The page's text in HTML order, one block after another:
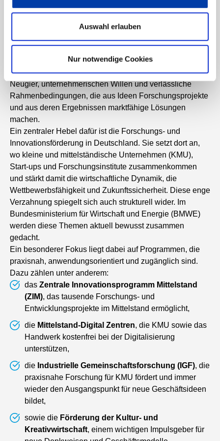
Auswahl erlauben
Nur notwendige Cookies
GUTE IDEEN BRAUCHEN
VERLÄSSLICHE STRUKTUREN
Die Interviews mit den drei Start-ups zeigen: Innovation
entsteht nicht im Alleingang – und schon gar nicht in dem
schnelllebigen Feld der Digitalisierung. Sie braucht
Neugier, unternehmerischen Willen und verlässliche
Rahmenbedingungen, die aus Ideen Forschungsprojekte
und aus deren Ergebnissen marktfähige Lösungen
machen.
Ein zentraler Hebel dafür ist die Forschungs- und
Innovationsförderung in Deutschland. Sie setzt dort an,
wo kleine und mittelständische Unternehmen (KMU),
Start-ups und Forschungsinstitute zusammenkommen
und stärkt damit die wirtschaftliche Dynamik, die
Wettbewerbsfähigkeit und Zukunftssicherheit. Diese enge
Verzahnung spiegelt sich auch strukturell wider. Im
Bundesministerium für Wirtschaft und Energie (BMWE)
werden diese Themen aktuell bewusst zusammen
gedacht.
Ein besonderer Fokus liegt dabei auf Programmen, die
praxisnah, anwendungsorientiert und zugänglich sind.
Dazu zählen unter anderem:
das Zentrale Innovationsprogramm Mittelstand
(ZIM), das tausende Forschungs- und
Entwicklungsprojekte im Mittelstand ermöglicht,
die Mittelstand-Digital Zentren, die KMU sowie das
Handwerk kostenfrei bei der Digitalisierung
unterstützen,
die Industrielle Gemeinschaftsforschung (IGF), die
praxisnahe Forschung für KMU fördert und immer
wieder den Ausgangspunkt für neue Geschäftsideen
bildet,
sowie die Förderung der Kultur- und
Kreativwirtschaft, einem wichtigen Impulsgeber für